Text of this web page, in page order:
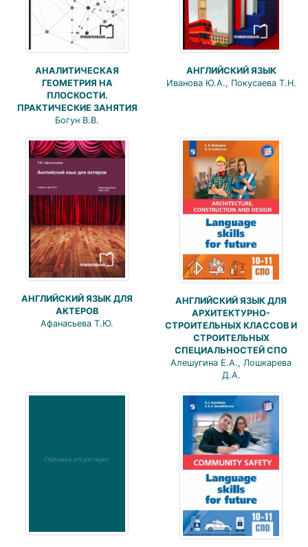
АНАЛИТИЧЕСКАЯ
ГЕОМЕТРИЯ НА
ПЛОСКОСТИ.
ПРАКТИЧЕСКИЕ ЗАНЯТИЯ
Богун В.В.
АНГЛИЙСКИЙ ЯЗЫК
Иванова Ю.А., Покусаева Т.Н.
АНГЛИЙСКИЙ ЯЗЫК ДЛЯ
АКТЕРОВ
Афанасьева Т.Ю.
АНГЛИЙСКИЙ ЯЗЫК ДЛЯ
АРХИТЕКТУРНО-
СТРОИТЕЛЬНЫХ КЛАССОВ И
СТРОИТЕЛЬНЫХ
СПЕЦИАЛЬНОСТЕЙ СПО
Алешугина Е.А., Лошкарева
Д.А.